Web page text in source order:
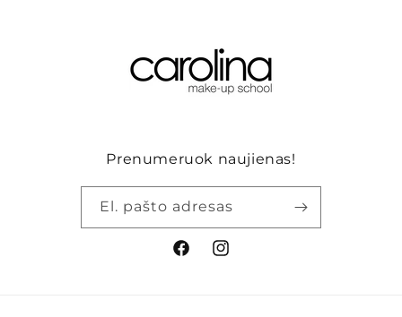
Prenumeruok naujienas!
El. pašto adresas
„Facebook“„Instagram“